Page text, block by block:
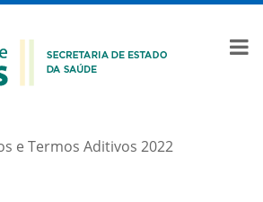
e Termos Aditivos 2022